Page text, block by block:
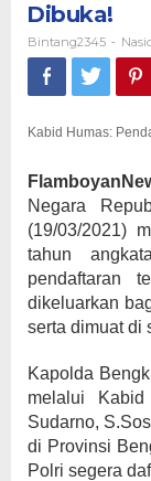
Dibuka!
Bintang2345 -
Kabid Humas:
Negara
(19/03/2021)
tahun
pendaftaran
dikeluarkan
serta dimuat di
Kapolda
melalui
Sudarno,
di Provinsi
Polri segera